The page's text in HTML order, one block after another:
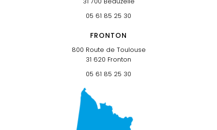
05 61 85 25 30
FRONTON
800 Route de Toulouse
31 620 Fronton
05 61 85 25 30